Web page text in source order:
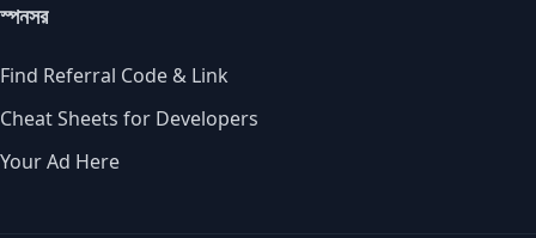
স্পনসর
Find Referral Code & Link
Cheat Sheets for Developers
Your Ad Here